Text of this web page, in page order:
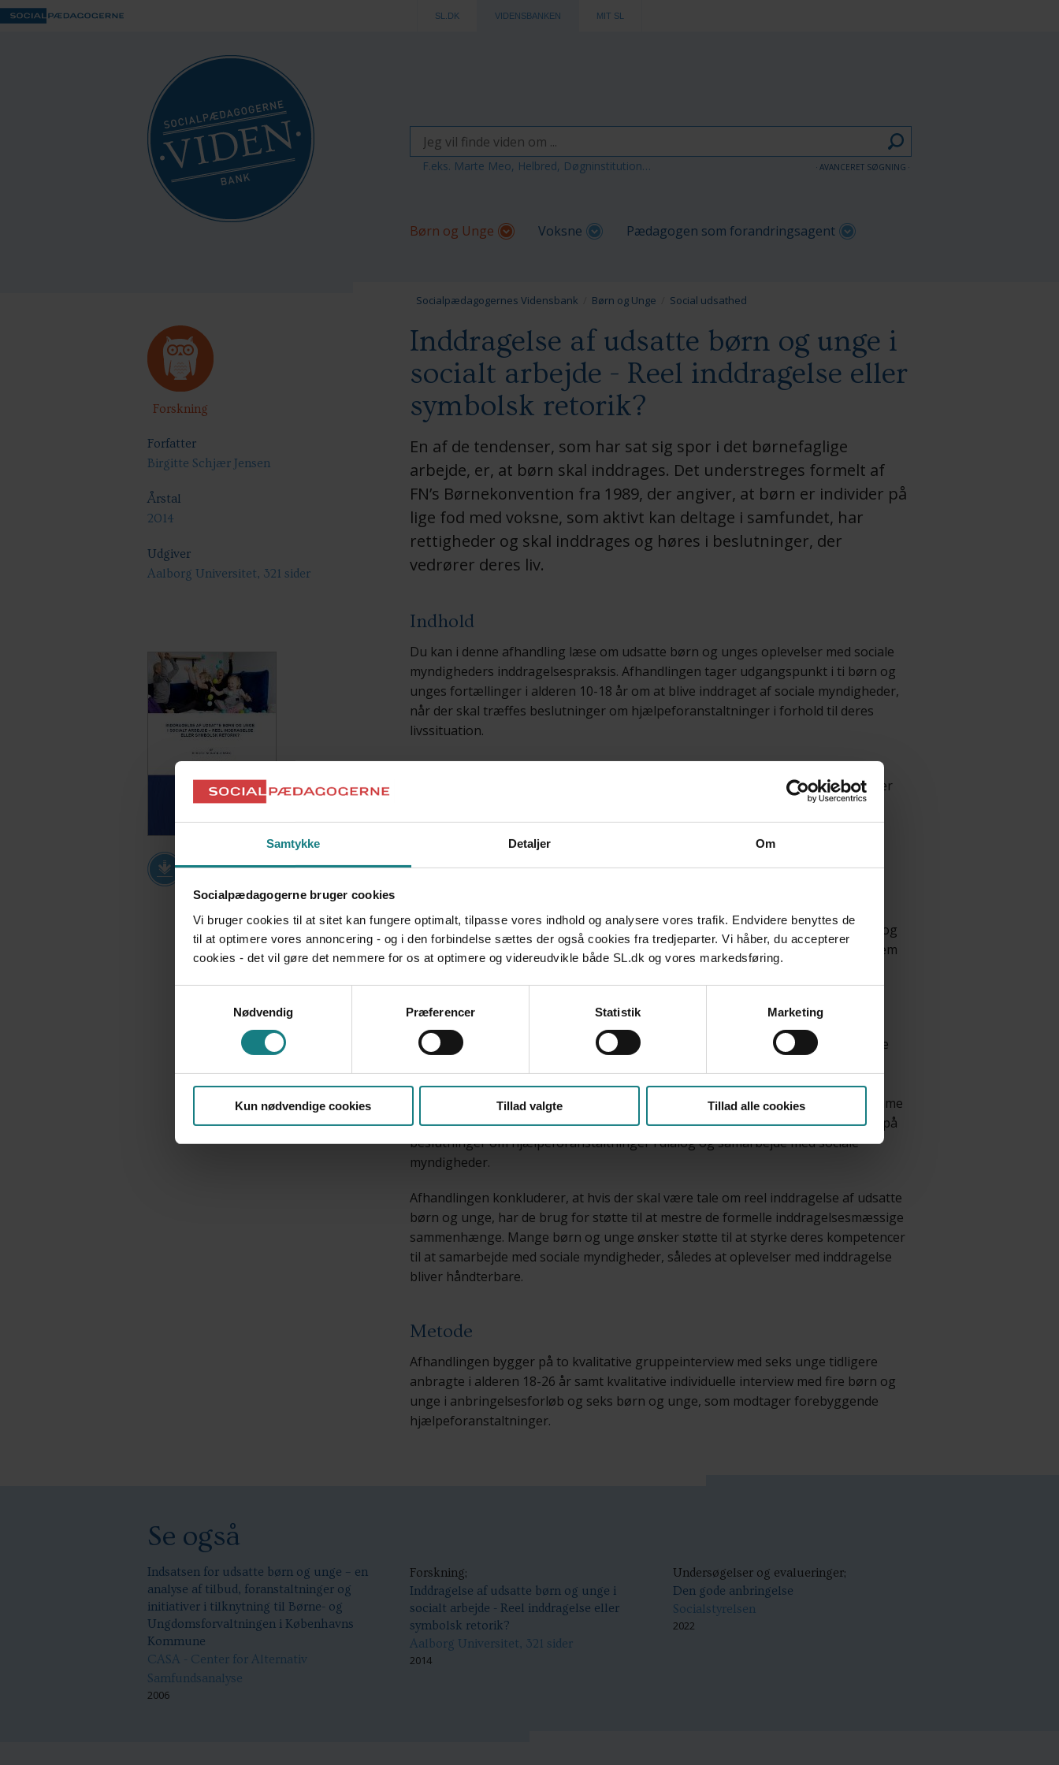
Samtykke Detaljer Om
Socialpædagogerne bruger cookies
Vi bruger cookies til at sitet kan fungere optimalt, tilpasse vores indhold og analysere vores trafik. Endvidere benyttes de
til at optimere vores annoncering - og i den forbindelse sættes der også cookies fra tredjeparter. Vi håber, du accepterer
cookies - det vil gøre det nemmere for os at optimere og videreudvikle både SL.dk og vores markedsføring.
Nødvendig
Præferencer Statistik Marketing
Kun nødvendige cookies Tillad valgte Tillad alle cookies
SL.DK VIDENSBANKEN MIT SL
F.eks. Marte Meo, Helbred, Døgninstitution… AVANCERET SØGNING
Børn og Unge Voksne Pædagogen som forandringsagent
Socialpædagogernes Vidensbank Børn og Unge Social udsathed
Inddragelse af udsatte børn og unge i
socialt arbejde - Reel inddragelse eller
symbolsk retorik?
En af de tendenser, som har sat sig spor i det børnefaglige
arbejde, er, at børn skal inddrages. Det understreges formelt af
FN’s Børnekonvention fra 1989, der angiver, at børn er individer på
lige fod med voksne, som aktivt kan deltage i samfundet, har
rettigheder og skal inddrages og høres i beslutninger, der
vedrører deres liv.
Indhold
Du kan i denne afhandling læse om udsatte børn og unges oplevelser med sociale
myndigheders inddragelsespraksis. Afhandlingen tager udgangspunkt i ti børn og
unges fortællinger i alderen 10-18 år om at blive inddraget af sociale myndigheder,
når der skal træffes beslutninger om hjælpeforanstaltninger i forhold til deres
livssituation.
Afhandlingen undersøger, hvad børn og unge fortæller, hvad de tænker, føler,
oplever og synes om de inddragelsesmæssige sammenhænge. Deres fortællinger
uddybes med fortællinger fra anbragte unge i alderen 14-16 år og unge voksne
tidligere anbragte i alderen 18-26 år om samme tema.
beskyttelse. Udsatte børn og unge skal nemlig på den ene side høres og lyttes til og
have indflydelse på eget liv samtidig med, at de skal beskyttes af det sociale system
mod forskellige typer af omsorgssvigt og overgreb, negative virkninger af
udviklingsproblemer og dårlig trivsel.
Afhandlingen peger på, at børn og unge samlet beskriver sociale myndigheders
inddragelsespraksisser som problematiske. Mange børn og unge fortæller, at de
undersøgelsen fortæller, at de oplever at have begrænsede muligheder for at
tilkæmpe sig handlerum som kompetente aktører indenfor den strukturelle ramme
som klientpositionen fastsætter. De fleste børn og unge ønsker dog indflydelse på
beslutninger om hjælpeforanstaltninger i dialog og samarbejde med sociale
myndigheder.
Afhandlingen konkluderer, at hvis der skal være tale om reel inddragelse af udsatte
børn og unge, har de brug for støtte til at mestre de formelle inddragelsesmæssige
sammenhænge. Mange børn og unge ønsker støtte til at styrke deres kompetencer
til at samarbejde med sociale myndigheder, således at oplevelser med inddragelse
bliver håndterbare.
Metode
Afhandlingen bygger på to kvalitative gruppeinterview med seks unge tidligere
anbragte i alderen 18-26 år samt kvalitative individuelle interview med fire børn og
unge i anbringelsesforløb og seks børn og unge, som modtager forebyggende
hjælpeforanstaltninger.
Forskning
Forfatter
Birgitte Schjær Jensen
Årstal
2014
Udgiver
Aalborg Universitet, 321 sider
Download PDF
Se også
Indsatsen for udsatte børn og unge – en
analyse af tilbud, foranstaltninger og
initiativer i tilknytning til Børne- og
Ungdomsforvaltningen i Københavns
Kommune
CASA - Center for Alternativ
Samfundsanalyse
2006
Forskning;
Inddragelse af udsatte børn og unge i
socialt arbejde - Reel inddragelse eller
symbolsk retorik?
Aalborg Universitet, 321 sider
2014
Undersøgelser og evalueringer;
Den gode anbringelse
Socialstyrelsen
2022